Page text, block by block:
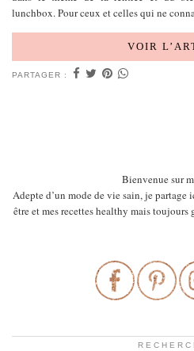
lunchbox. Pour ceux et celles qui ne
VOIR
PARTAGER :
Bienvenue sur
Adepte d’un mode de vie sain, je partage
être et mes recettes healthy mais